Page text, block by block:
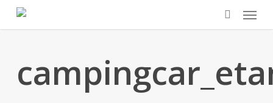
Skip
search
Menu